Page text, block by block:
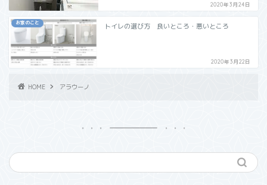
2020年3月24日
お家のこと トイレの選び方 良いところ・悪いところ
2020年3月22日
HOME アラウーノ